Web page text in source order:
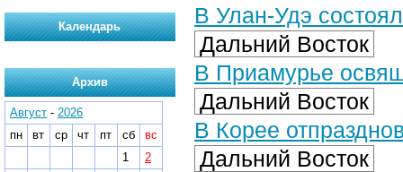
В Улан-Удэ
Дальний Восток
В Приамурье
Дальний Восток
В Корее
Дальний Восток
Календарь
Архив
Август - 2026
пн
вт ср чт пт сб
вс
1
2